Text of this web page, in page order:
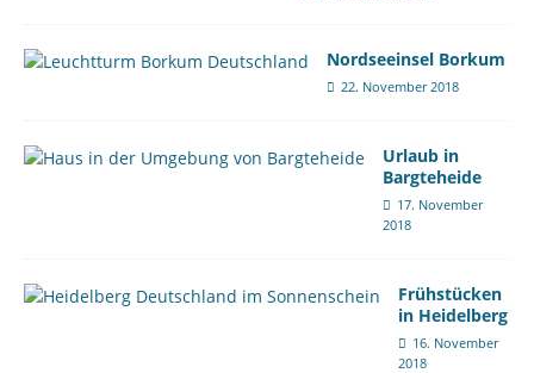
Nordseeinsel Borkum
22. November 2018
Urlaub in
Bargteheide
17. November
2018
Frühstücken
in Heidelberg
16. November
2018